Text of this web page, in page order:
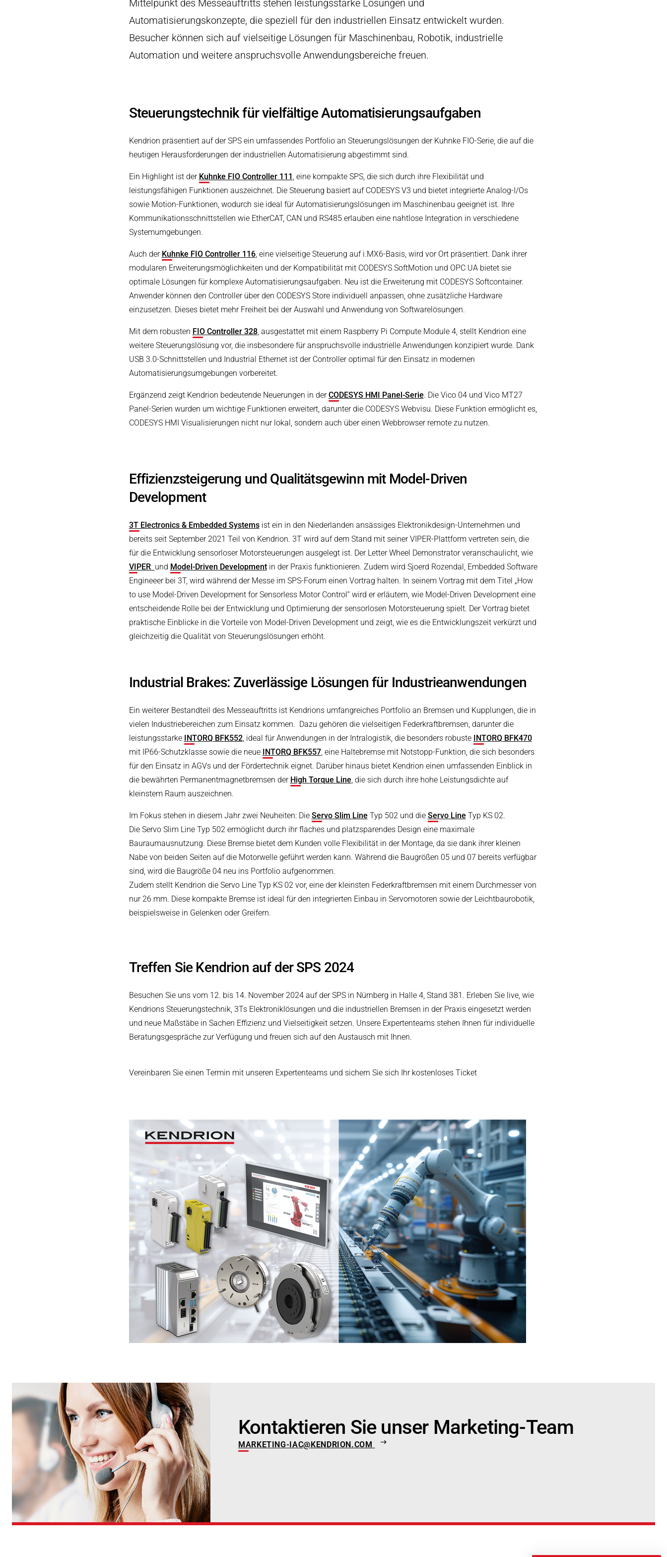
Mittelpunkt des Messeauftritts stehen leistungsstarke Lösungen und
Automatisierungskonzepte, die speziell für den industriellen Einsatz entwickelt wurden.
Besucher können sich auf vielseitige Lösungen für Maschinenbau, Robotik, industrielle
Automation und weitere anspruchsvolle Anwendungsbereiche freuen.
Steuerungstechnik für vielfältige Automatisierungsaufgaben
Kendrion präsentiert auf der SPS ein umfassendes Portfolio an Steuerungslösungen der Kuhnke FIO-Serie, die auf die
heutigen Herausforderungen der industriellen Automatisierung abgestimmt sind.
Ein Highlight ist der Kuhnke FIO Controller 111 , eine kompakte SPS, die sich durch ihre Flexibilität und
leistungsfähigen Funktionen auszeichnet. Die Steuerung basiert auf CODESYS V3 und bietet integrierte Analog-I/Os
sowie Motion-Funktionen, wodurch sie ideal für Automatisierungslösungen im Maschinenbau geeignet ist. Ihre
Kommunikationsschnittstellen wie EtherCAT, CAN und RS485 erlauben eine nahtlose Integration in verschiedene
Systemumgebungen.
Auch der Kuhnke FIO Controller 116, eine vielseitige Steuerung auf i.MX6-Basis, wird vor Ort präsentiert. Dank ihrer
modularen Erweiterungsmöglichkeiten und der Kompatibilität mit CODESYS SoftMotion und OPC UA bietet sie
optimale Lösungen für komplexe Automatisierungsaufgaben. Neu ist die Erweiterung mit CODESYS Softcontainer.
Anwender können den Controller über den CODESYS Store individuell anpassen, ohne zusätzliche Hardware
einzusetzen. Dieses bietet mehr Freiheit bei der Auswahl und Anwendung von Softwarelösungen.
Mit dem robusten FIO Controller 328, ausgestattet mit einem Raspberry Pi Compute Module 4, stellt Kendrion eine
weitere Steuerungslösung vor, die insbesondere für anspruchsvolle industrielle Anwendungen konzipiert wurde. Dank
USB 3.0-Schnittstellen und Industrial Ethernet ist der Controller optimal für den Einsatz in modernen
Automatisierungsumgebungen vorbereitet.
Ergänzend zeigt Kendrion bedeutende Neuerungen in derCODESYS HMI Panel-Serie. Die Vico 04 und Vico MT27
Panel-Serien wurden um wichtige Funktionen erweitert, darunter die CODESYS Webvisu. Diese Funktion ermöglicht es,
CODESYS HMI Visualisierungen nicht nur lokal, sondern auch über einen Webbrowser remote zu nutzen.
Effizienzsteigerung und Qualitätsgewinn mit Model-Driven
Development
3T Electronics & Embedded Systemsist ein in den Niederlanden ansässiges Elektronikdesign-Unternehmen und
bereits seit September 2021 Teil von Kendrion. 3T wird auf dem Stand mit seiner VIPER-Plattform vertreten sein, die
für die Entwicklung sensorloser Motorsteuerungen ausgelegt ist. Der Letter Wheel Demonstrator veranschaulicht, wie
VIPER und Model-Driven Developmentin der Praxis funktionieren. Zudem wird Sjoerd Rozendal, Embedded Software
Engineeer bei 3T, wird während der Messe im SPS-Forum einen Vortrag halten. In seinem Vortrag mit dem Titel „How
to use Model-Driven Development for Sensorless Motor Control“ wird er erläutern, wie Model-Driven Development eine
entscheidende Rolle bei der Entwicklung und Optimierung der sensorlosen Motorsteuerung spielt. Der Vortrag bietet
praktische Einblicke in die Vorteile von Model-Driven Development und zeigt, wie es die Entwicklungszeit verkürzt und
gleichzeitig die Qualität von Steuerungslösungen erhöht.
Industrial Brakes: Zuverlässige Lösungen für Industrieanwendungen
Ein weiterer Bestandteil des Messeauftritts ist Kendrions umfangreiches Portfolio an Bremsen und Kupplungen, die in
vielen Industriebereichen zum Einsatz kommen. Dazu gehören die vielseitigen Federkraftbremsen, darunter die
leistungsstarke INTORQ BFK552, ideal für Anwendungen in der Intralogistik, die besonders robuste INTORQ BFK470
mit IP66-Schutzklasse sowie die neue INTORQ BFK557, eine Haltebremse mit Notstopp-Funktion, die sich besonders
für den Einsatz in AGVs und der Fördertechnik eignet. Darüber hinaus bietet Kendrion einen umfassenden Einblick in
die bewährten Permanentmagnetbremsen der High Torque Line, die sich durch ihre hohe Leistungsdichte auf
kleinstem Raum auszeichnen.
Im Fokus stehen in diesem Jahr zwei Neuheiten: Die Servo Slim Line Typ 502 und die Servo Line Typ KS 02.
Die Servo Slim Line Typ 502 ermöglicht durch ihr flaches und platzsparendes Design eine maximale
Bauraumausnutzung. Diese Bremse bietet dem Kunden volle Flexibilität in der Montage, da sie dank ihrer kleinen
Nabe von beiden Seiten auf die Motorwelle geführt werden kann. Während die Baugrößen 05 und 07 bereits verfügbar
sind, wird die Baugröße 04 neu ins Portfolio aufgenommen.
Zudem stellt Kendrion die Servo Line Typ KS 02 vor, eine der kleinsten Federkraftbremsen mit einem Durchmesser von
nur 26 mm. Diese kompakte Bremse ist ideal für den integrierten Einbau in Servomotoren sowie der Leichtbaurobotik,
beispielsweise in Gelenken oder Greifern.
Treffen Sie Kendrion auf der SPS 2024
Besuchen Sie uns vom 12. bis 14. November 2024 auf der SPS in Nürnberg in Halle 4, Stand 381. Erleben Sie live, wie
Kendrions Steuerungstechnik, 3Ts Elektroniklösungen und die industriellen Bremsen in der Praxis eingesetzt werden
und neue Maßstäbe in Sachen Effizienz und Vielseitigkeit setzen. Unsere Expertenteams stehen Ihnen für individuelle
Beratungsgespräche zur Verfügung und freuen sich auf den Austausch mit Ihnen.
Vereinbaren Sie einen Termin mit unseren Expertenteams und sichern Sie sich Ihr kostenloses Ticket
Kontaktieren Sie unser Marketing-Team
MARKETING-IAC@KENDRION.COM
Bahntechnik
Schiffbau
Textilindustrie